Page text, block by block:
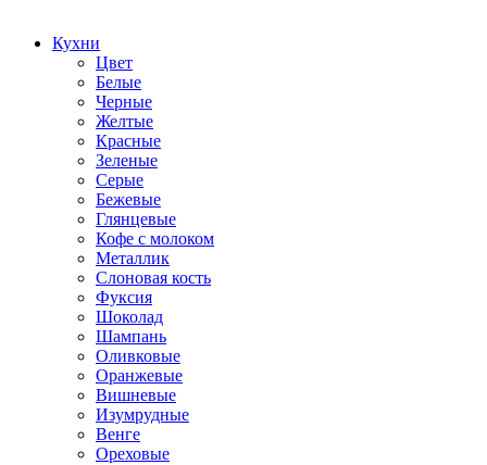
Кухни
Цвет
Белые
Черные
Желтые
Красные
Зеленые
Серые
Бежевые
Глянцевые
Кофе с молоком
Металлик
Слоновая кость
Фуксия
Шоколад
Шампань
Оливковые
Оранжевые
Вишневые
Изумрудные
Венге
Ореховые